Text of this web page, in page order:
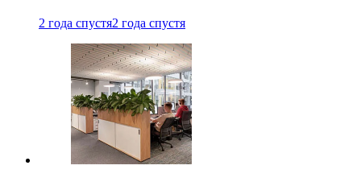
2 года спустя2 года спустя